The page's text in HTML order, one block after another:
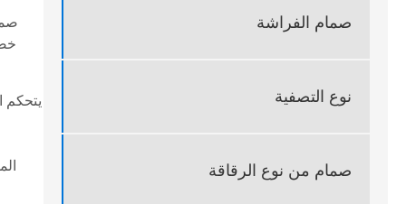
صمام الفراشة
نوع التصفية
صمام من نوع الرقاقة
يتحكم